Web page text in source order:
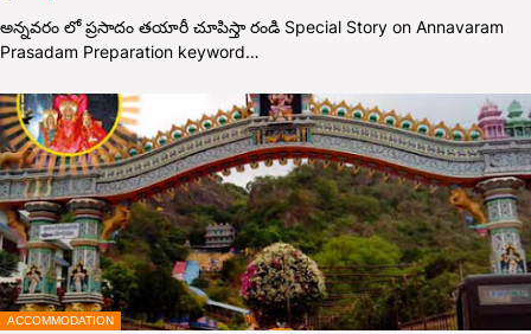
అన్నవరం లో ప్రసాదం తయారీ చూపిస్తా రండి Special Story on Annavaram
Prasadam Preparation keyword…
ACCOMMODATION